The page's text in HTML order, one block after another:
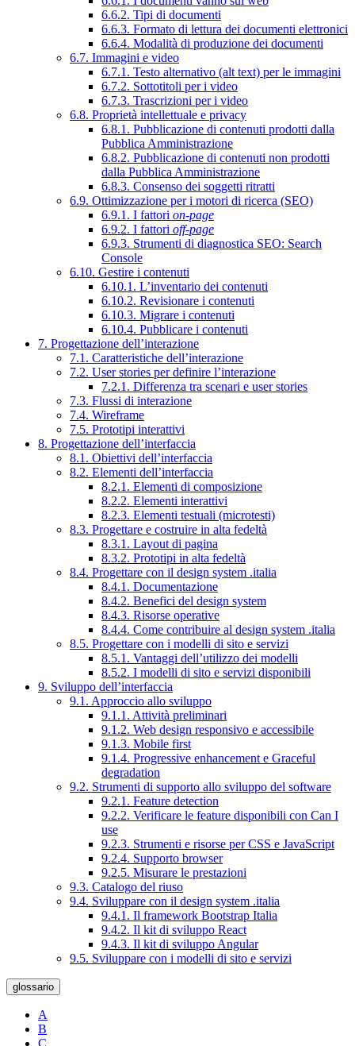
6.6.2. Tipi di documenti
6.6.3. Formato di lettura dei documenti elettronici
6.6.4. Modalità di produzione dei documenti
6.7. Immagini e video
6.7.1. Testo alternativo (alt text) per le immagini
6.7.2. Sottotitoli per i video
6.7.3. Trascrizioni per i video
6.8. Proprietà intellettuale e privacy
6.8.1. Pubblicazione di contenuti prodotti dalla
Pubblica Amministrazione
6.8.2. Pubblicazione di contenuti non prodotti
dalla Pubblica Amministrazione
6.8.3. Consenso dei soggetti ritratti
6.9. Ottimizzazione per i motori di ricerca (SEO)
6.9.1. I fattori on-page
6.9.2. I fattori off-page
6.9.3. Strumenti di diagnostica SEO: Search
Console
6.10. Gestire i contenuti
6.10.1. L’inventario dei contenuti
6.10.2. Revisionare i contenuti
6.10.3. Migrare i contenuti
6.10.4. Pubblicare i contenuti
7. Progettazione dell’interazione
7.1. Caratteristiche dell’interazione
7.2. User stories per definire l’interazione
7.2.1. Differenza tra scenari e user stories
7.3. Flussi di interazione
7.4. Wireframe
7.5. Prototipi interattivi
8. Progettazione dell’interfaccia
8.1. Obiettivi dell’interfaccia
8.2. Elementi dell’interfaccia
8.2.1. Elementi di composizione
8.2.2. Elementi interattivi
8.2.3. Elementi testuali (microtesti)
8.3. Progettare e costruire in alta fedeltà
8.3.1. Layout di pagina
8.3.2. Prototipi in alta fedeltà
8.4. Progettare con il design system .italia
8.4.1. Documentazione
8.4.2. Benefici del design system
8.4.3. Risorse operative
8.4.4. Come contribuire al design system .italia
8.5. Progettare con i modelli di sito e servizi
8.5.1. Vantaggi dell’utilizzo dei modelli
8.5.2. I modelli di sito e servizi disponibili
9. Sviluppo dell’interfaccia
9.1. Approccio allo sviluppo
9.1.1. Attività preliminari
9.1.2. Web design responsivo e accessibile
9.1.3. Mobile first
9.1.4. Progressive enhancement e Graceful
degradation
9.2. Strumenti di supporto allo sviluppo del software
9.2.1. Feature detection
9.2.2. Verificare le feature disponibili con Can I
use
9.2.3. Strumenti e risorse per CSS e JavaScript
9.2.4. Supporto browser
9.2.5. Misurare le prestazioni
9.3. Catalogo del riuso
9.4. Sviluppare con il design system .italia
9.4.1. Il framework Bootstrap Italia
9.4.2. Il kit di sviluppo React
9.4.3. Il kit di sviluppo Angular
9.5. Sviluppare con i modelli di sito e servizi
glossario
A
B
C